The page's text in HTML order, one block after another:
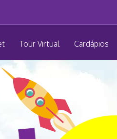
Tour Virtual Cardápios